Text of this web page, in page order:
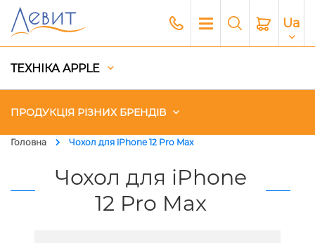
Ua
ТЕХНІКА APPLE
ПРОДУКЦІЯ РІЗНИХ БРЕНДІВ
Головна Чохол для iPhone 12 Pro Max
Чохол для iPhone
12 Pro Max